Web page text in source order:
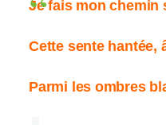
Je fais mon chemin
Cette sente hantée,
Parmi les ombres